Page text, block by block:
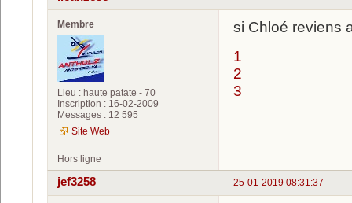
Membre
Lieu : haute patate - 70
Inscription : 16-02-2009
Messages : 12 595
Site Web
si Chloé reviens
1
2
3
Hors ligne
25-01-2019 08:31:37
jef3258